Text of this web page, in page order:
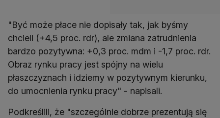
"Być może płace nie dopisały tak, jak byśmy
chcieli (+4,5 proc. rdr), ale zmiana zatrudnienia
bardzo pozytywna: +0,3 proc. mdm i -1,7 proc. rdr.
Obraz rynku pracy jest spójny na wielu
płaszczyznach i idziemy w pozytywnym kierunku,
do umocnienia rynku pracy" - napisali.
Podkreślili, że "szczególnie dobrze prezentują się